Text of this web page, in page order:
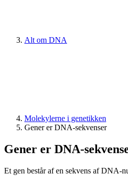
Alt om DNA
Molekylerne i genetikken
Gener er DNA-sekvenser
Gener er DNA-
Et gen består af en sekvens af DNA-